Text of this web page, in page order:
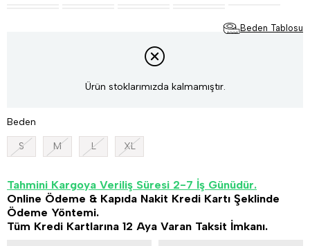
Beden Tablosu
Ürün stoklarımızda kalmamıştır.
Beden
S M L XL
Tahmini Kargoya Veriliş Süresi 2-7 İş Günüdür.
Online Ödeme & Kapıda Nakit Kredi Kartı Şeklinde
Ödeme Yöntemi.
Tüm Kredi Kartlarına 12 Aya Varan Taksit İmkanı.